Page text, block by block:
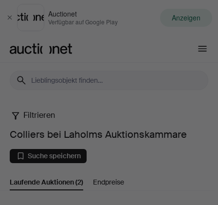
Schließen
Auctionet
Verfügbar auf Google Play Anzeigen
Colliers
bei
Laholms
Auktionskammare
Filtrieren
Colliers bei Laholms Auktionskammare
Suche speichern
Laufende Auktionen(2) Endpreise